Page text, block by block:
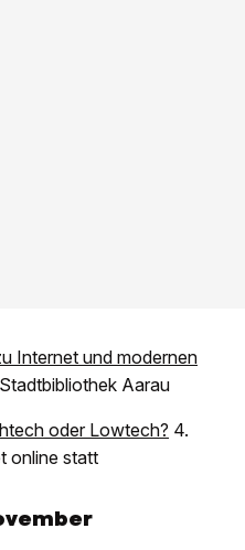
Internet und modernen
Aarau
oder Lowtech? 4.
online statt